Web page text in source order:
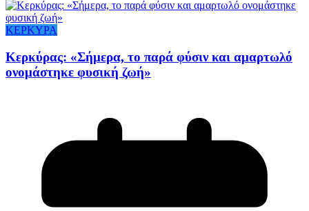
ΚΕΡΚΥΡΑ
Κερκύρας: «Σήμερα, το παρά φύσιν και αμαρτωλό
ονομάστηκε φυσική ζωή»